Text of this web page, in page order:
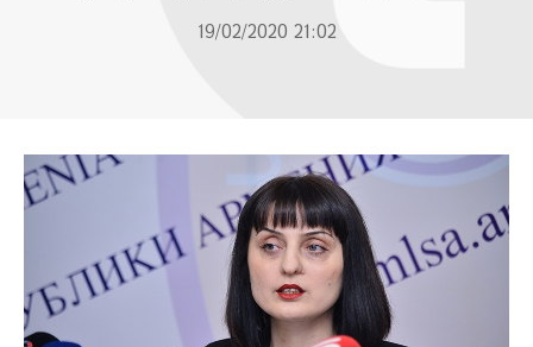
19/02/2020 21:02